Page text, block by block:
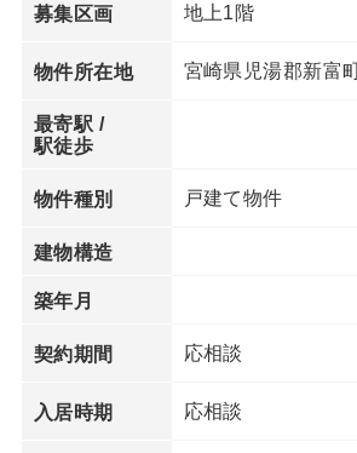
募集区画 地上1階
物件所在地 宮崎県児湯郡新富
最寄駅 /
駅徒歩
物件種別 戸建て物件
建物構造
築年月
契約期間 応相談
入居時期 応相談